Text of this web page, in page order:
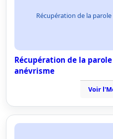
Récupération de la
Récupération de la
anévrisme
Voir